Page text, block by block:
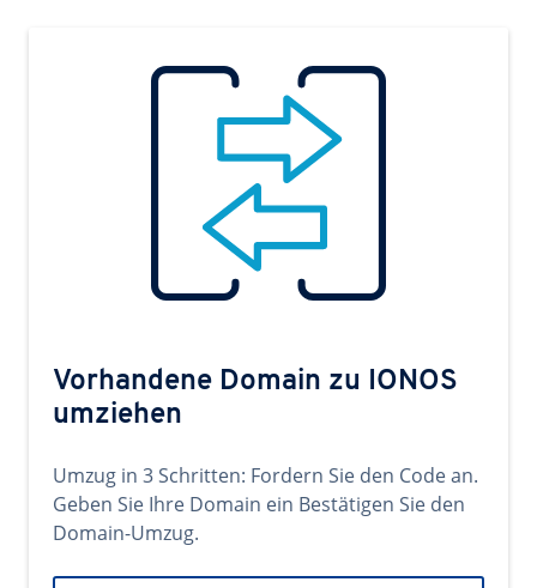
Vorhandene Domain zu IONOS
umziehen
Umzug in 3 Schritten: Fordern Sie den Code an.
Geben Sie Ihre Domain ein Bestätigen Sie den
Domain-Umzug.